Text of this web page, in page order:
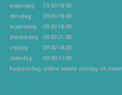
maandag
13:00-18:00
dinsdag
09:00-18:00
woensdag
09:00-18:00
donderdag
09:00-21:00
vrijdag
09:00-18:00
zaterdag
09:00-17:00
koopzondag iedere laatste zondag vd